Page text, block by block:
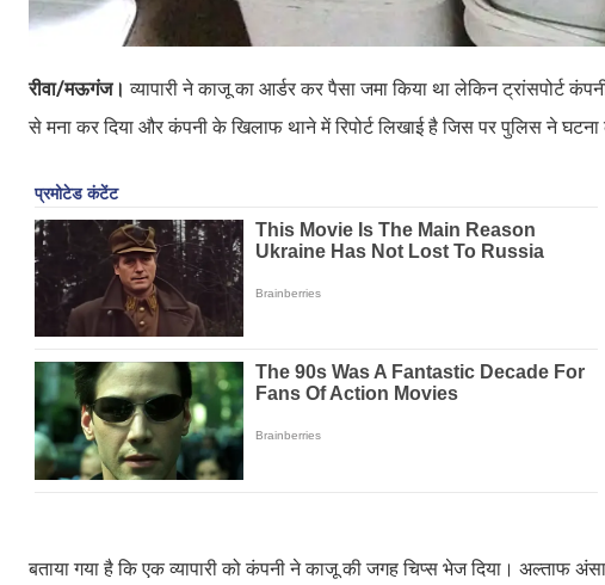
रीवा/मऊगंज।व्यापारी ने काजू का आर्डर कर पैसा जमा किया था लेकिन ट्रांसपोर्ट
से मना कर दिया और कंपनी के खिलाफ थाने में रिपोर्ट लिखाई है जिस पर पुलिस ने
बताया गया है कि एक व्यापारी को कंपनी ने काजू की जगह चिप्स भेज दिया। अल्ताफ